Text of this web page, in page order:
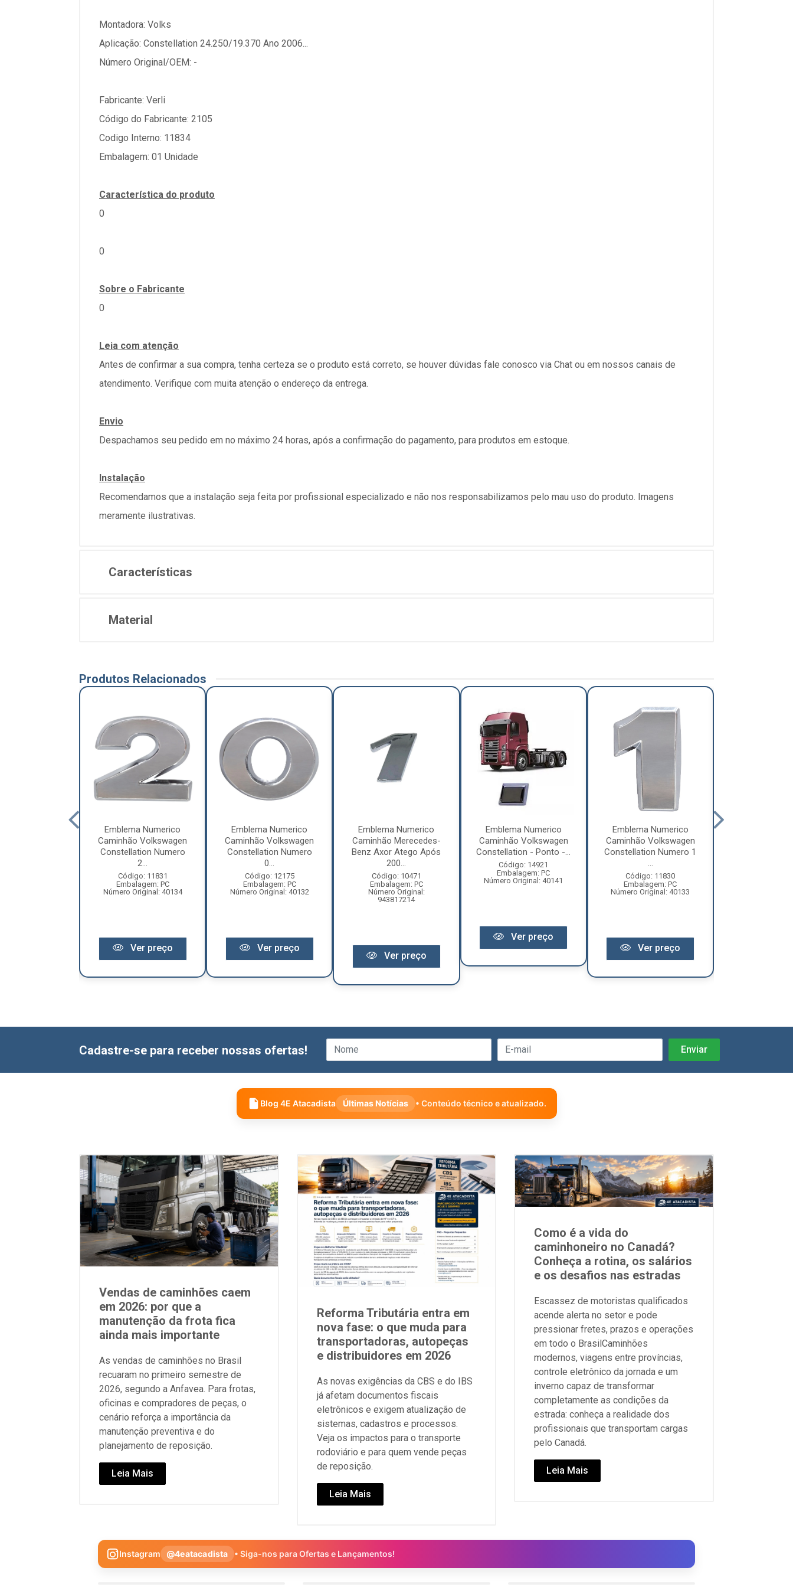
Montadora: Volks
Aplicação: Constellation 24.250/19.370 Ano 2006...
Número Original/OEM: -
Fabricante: Verli
Código do Fabricante: 2105
Codigo Interno: 11834
Embalagem: 01 Unidade
Característica do produto
0
0
Sobre o Fabricante
0
Leia com atenção
Antes de confirmar a sua compra, tenha certeza se o produto está correto, se houver dúvidas fale conosco via Chat ou em nossos canais de
atendimento. Verifique com muita atenção o endereço da entrega.
Envio
Despachamos seu pedido em no máximo 24 horas, após a confirmação do pagamento, para produtos em estoque.
Instalação
Recomendamos que a instalação seja feita por profissional especializado e não nos responsabilizamos pelo mau uso do produto. Imagens
meramente ilustrativas.
Características
Material
Produtos Relacionados
Emblema Numerico
Caminhão Volkswagen
Constellation Numero
2...
Código: 11831
Embalagem: PC
Número Original: 40134
Ver preço
Emblema Numerico
Caminhão Volkswagen
Constellation Numero
0...
Código: 12175
Embalagem: PC
Número Original: 40132
Ver preço
Emblema Numerico
Caminhão Merecedes-
Benz Axor Atego Após
200...
Código: 10471
Embalagem: PC
Número Original:
943817214
Ver preço
Emblema Numerico
Caminhão Volkswagen
Constellation - Ponto -...
Código: 14921
Embalagem: PC
Número Original: 40141
Ver preço
Emblema Numerico
Caminhão Volkswagen
Constellation Numero 1
...
Código: 11830
Embalagem: PC
Número Original: 40133
Ver preço
Cadastre-se para receber nossas ofertas!
Blog 4E Atacadista Últimas Notícias • Conteúdo técnico e atualizado.
Vendas de caminhões caem
em 2026: por que a
manutenção da frota fica
ainda mais importante
As vendas de caminhões no Brasil
recuaram no primeiro semestre de
2026, segundo a Anfavea. Para frotas,
oficinas e compradores de peças, o
cenário reforça a importância da
manutenção preventiva e do
planejamento de reposição.
Leia Mais
Reforma Tributária entra em
nova fase: o que muda para
transportadoras, autopeças
e distribuidores em 2026
As novas exigências da CBS e do IBS
já afetam documentos fiscais
eletrônicos e exigem atualização de
sistemas, cadastros e processos.
Veja os impactos para o transporte
rodoviário e para quem vende peças
de reposição.
Leia Mais
Como é a vida do
caminhoneiro no Canadá?
Conheça a rotina, os salários
e os desafios nas estradas
Escassez de motoristas qualificados
acende alerta no setor e pode
pressionar fretes, prazos e operações
em todo o BrasilCaminhões
modernos, viagens entre províncias,
controle eletrônico da jornada e um
inverno capaz de transformar
completamente as condições da
estrada: conheça a realidade dos
profissionais que transportam cargas
pelo Canadá.
Leia Mais
Instagram @4eatacadista • Siga-nos para Ofertas e Lançamentos!